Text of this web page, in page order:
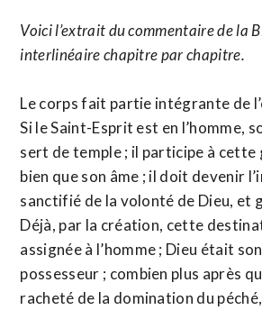
Voici l’extrait du commentaire de la
interlinéaire chapitre par chapitre.
‭Le corps fait partie intégrante de
Si le Saint-Esprit est en l’homme,
sert de temple ; il participe à cette
bien que son âme ; il doit devenir
sanctifié de la volonté de Dieu, et
Déjà, par la création, cette
assignée à l’homme ; Dieu était
possesseur ; combien plus après
racheté de la domination du